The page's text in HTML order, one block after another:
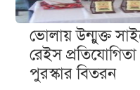
ভোলায় উন্মুক্ত
রেইস
পুরস্কার বিতরন